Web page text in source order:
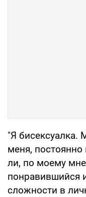
"Я бисексуалка.
меня, постоянно
ли, по моему
понравившийся
сложности в